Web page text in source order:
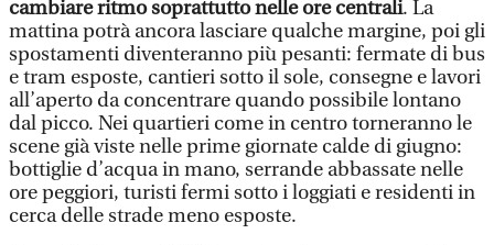
cambiare ritmo soprattutto nelle ore centrali. La
mattina potrà ancora lasciare qualche margine, poi gli
spostamenti diventeranno più pesanti: fermate di bus
e tram esposte, cantieri sotto il sole, consegne e lavori
all’aperto da concentrare quando possibile lontano
dal picco. Nei quartieri come in centro torneranno le
scene già viste nelle prime giornate calde di giugno:
bottiglie d’acqua in mano, serrande abbassate nelle
ore peggiori, turisti fermi sotto i loggiati e residenti in
cerca delle strade meno esposte.